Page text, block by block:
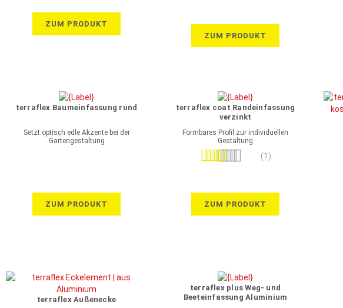
ZUM PRODUKT
ZUM PRODUKT
terraflex Baumeinfassung rund
Setzt optisch edle Akzente bei der
Gartengestaltung
ZUM PRODUKT
terraflex coat Randeinfassung
verzinkt
Formbares Profil zur individuellen
Gestaltung
Bewertung:
(1)
ZUM PRODUKT
terraflex Außenecke
terraflex plus Weg- und
Beeteinfassung Aluminium